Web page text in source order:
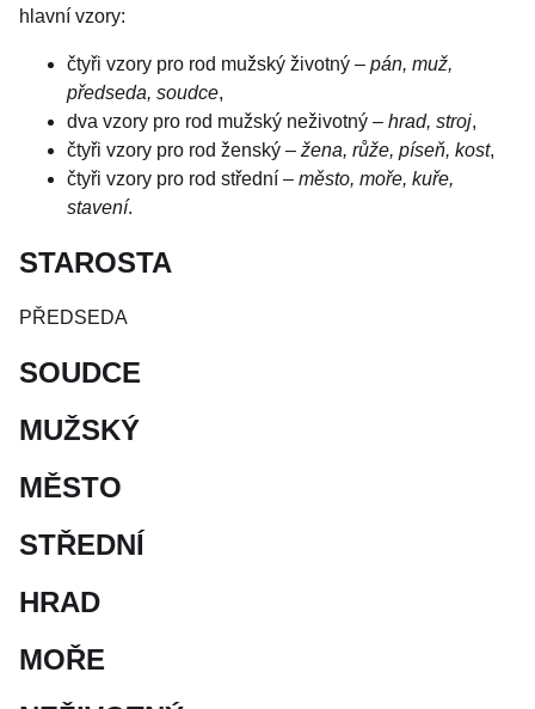
hlavní vzory:
čtyři vzory pro rod mužský životný – pán, muž,
předseda, soudce,
dva vzory pro rod mužský neživotný – hrad, stroj,
čtyři vzory pro rod ženský –žena, růže, píseň, kost,
čtyři vzory pro rod střední – město, moře, kuře,
stavení.
STAROSTA
PŘEDSEDA
SOUDCE
MUŽSKÝ
MĚSTO
STŘEDNÍ
HRAD
MOŘE